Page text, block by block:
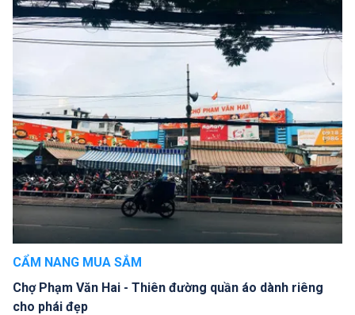
CẨM NANG MUA SẮM
Chợ Phạm Văn Hai - Thiên đường quần áo dành riêng
cho phái đẹp